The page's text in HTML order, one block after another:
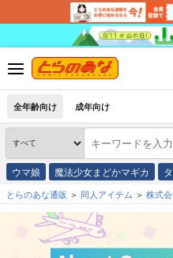
全年齢向け 成年向け
ウマ娘 魔法少女まどかマギカ
とらのあな通販 同人アイテム 株式